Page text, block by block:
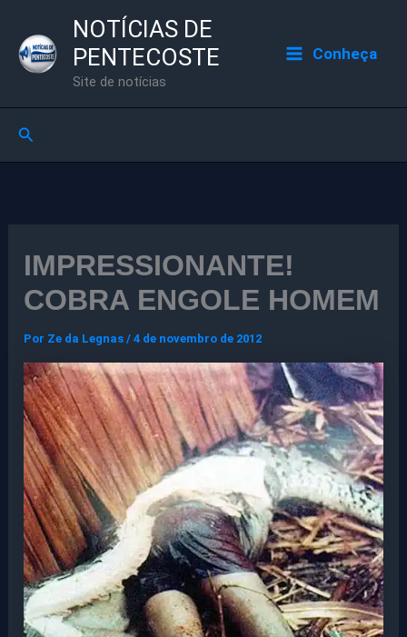
para
NOTÍCIAS DE
PENTECOSTE
Site de notícias
Conheça
Pesquisar
IMPRESSIONANTE!
COBRA ENGOLE HOMEM
Por Ze da Legnas/4 de novembro de 2012